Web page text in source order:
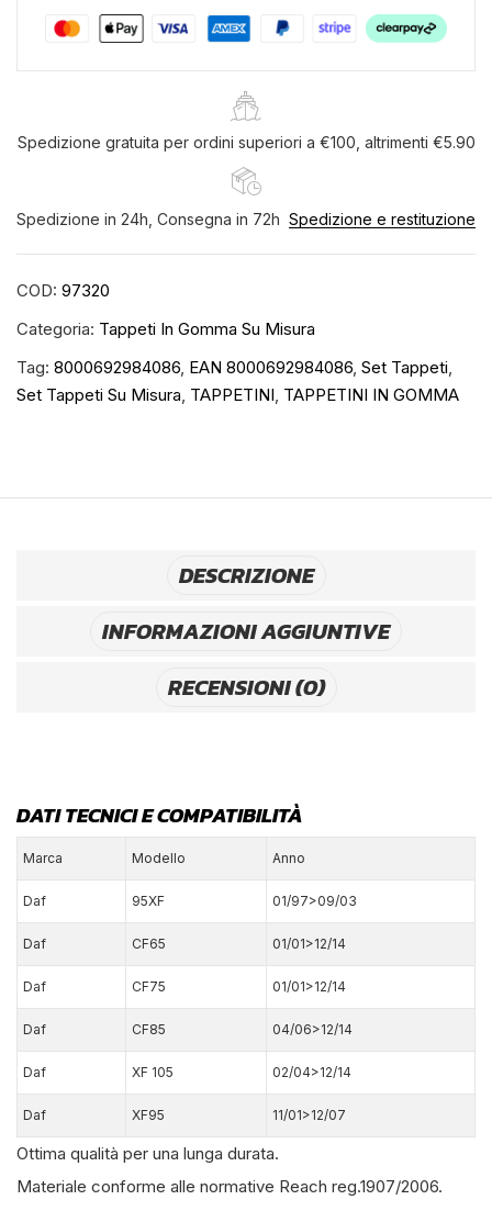
daf
-
daf
cf75
-
daf
cf85
xf
Spedizione gratuita per ordini superiori a €100, altrimenti €5.90
Spedizione in 24h, Consegna in 72h Spedizione e restituzione
COD: 97320
Categoria: Tappeti In Gomma Su Misura
Tag: 8000692984086, EAN 8000692984086, Set Tappeti,
Set Tappeti Su Misura, TAPPETINI, TAPPETINI IN GOMMA
DESCRIZIONE
INFORMAZIONI AGGIUNTIVE
RECENSIONI (0)
DATI TECNICI E COMPATIBILITÀ
Marca Modello Anno
Daf 95XF 01/97>09/03
Daf CF65 01/01>12/14
Daf CF75 01/01>12/14
Daf CF85 04/06>12/14
Daf XF 105 02/04>12/14
Daf XF95 11/01>12/07
Ottima qualità per una lunga durata.
Materiale conforme alle normative Reach reg.1907/2006.